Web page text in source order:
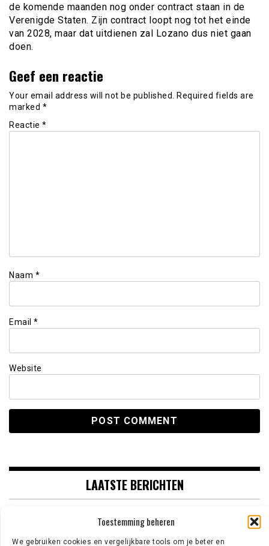
Toestemming beheren
We gebruiken cookies en vergelijkbare tools om je beter en
de komende maanden nog onder contract staan in de
Verenigde Staten. Zijn contract loopt nog tot het einde
van 2028, maar dat uitdienen zal Lozano dus niet gaan
doen.
Geef een reactie
Your email address will not be published.
Required fields are
marked *
Reactie *
Naam *
Email *
Website
LAATSTE BERICHTEN
‘NOTTINGHAM FOREST AAST OP TIJJANI